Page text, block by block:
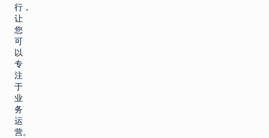
行，
让
您
可
以
专
注
于
业
务
运
营。